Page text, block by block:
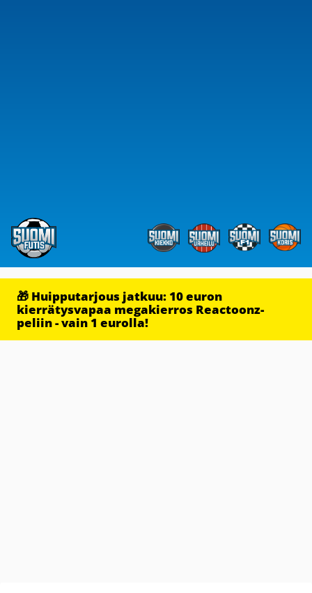
🎁 Huipputarjous jatkuu: 10 euron
kierrätysvapaa megakierros Reactoonz-
peliin - vain 1 eurolla!